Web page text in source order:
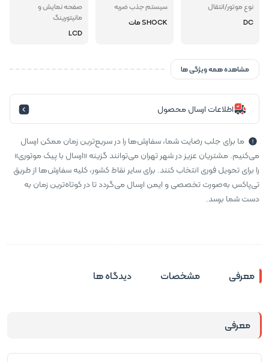
نوع موتور/انتقال
DC
سیستم جذب ضربه
SHOCK مات
صفحه نمایش و
مانیتورینگ
LCD
مشاهده همه ویژگی ها
اطلاعات ارسال محصول
ما برای جلب رضایت شما، سفارش‌ها را در سریع‌ترین زمان ممکن ارسال
می‌کنیم. مشتریان عزیز در شهر تهران می‌توانند گزینه «ارسال با پیک موتوری»
را برای تحویل فوری انتخاب کنند. برای سایر نقاط کشور، کلیه سفارش‌ها از طریق
تی‌پاکس به‌صورت تخصصی و ایمن ارسال می‌گردد تا در کوتاه‌ترین زمان به
دست شما برسد.
معرفی مشخصات دیدگاه ها
معرفی